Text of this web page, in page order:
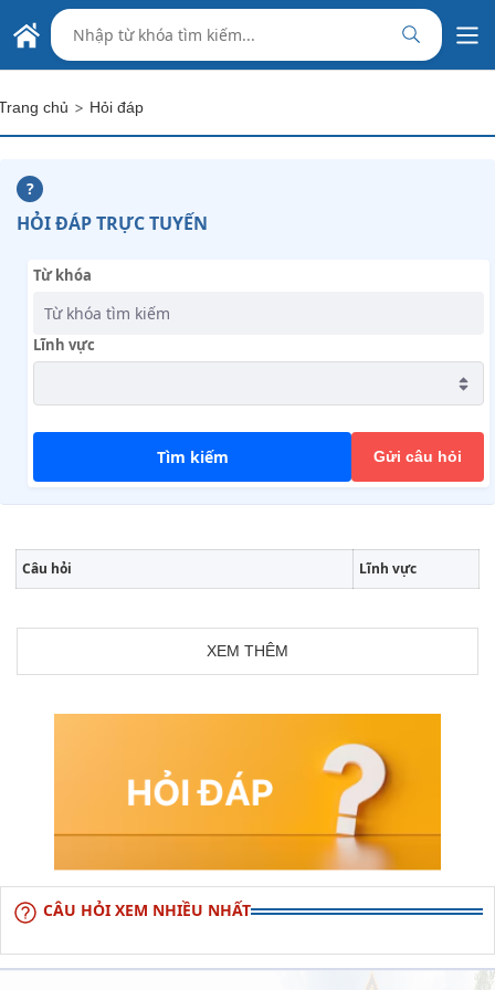
Skip to Main Content
ĐẠI SỨ QUÁN VIỆT NAM
chủ > Hỏi đáp
?
HỎI ĐÁP TRỰC TUYẾN
Từ khóa
Lĩnh vực
Tìm kiếm Gửi câu hỏi
Câu hỏi Lĩnh vực
XEM THÊM
CÂU HỎI XEM NHIỀU NHẤT